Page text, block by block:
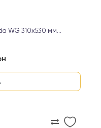
WG 310х530 мм...